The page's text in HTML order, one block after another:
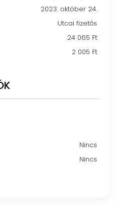
2023. október 24.
Utcai fizetős
24 065 Ft
2 005 Ft
Nincs
Nincs